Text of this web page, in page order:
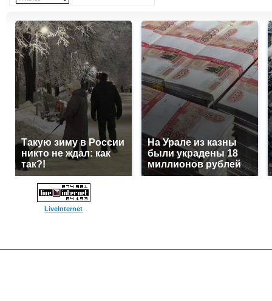
Такую зиму в России
никто не ждал: как
так?!
На Урале из казны
были украдены 18
миллионов рублей
LiveInternet